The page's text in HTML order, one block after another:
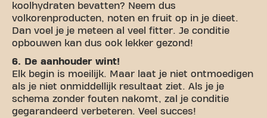
koolhydraten bevatten? Neem dus
volkorenproducten, noten en fruit op in je dieet.
Dan voel je je meteen al veel fitter. Je conditie
opbouwen kan dus ook lekker gezond!
6. De aanhouder wint!
Elk begin is moeilijk. Maar laat je niet ontmoedigen
als je niet onmiddellijk resultaat ziet. Als je je
schema zonder fouten nakomt, zal je conditie
gegarandeerd verbeteren. Veel succes!